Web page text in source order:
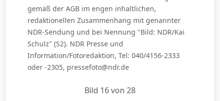
gemäß der AGB im engen inhaltlichen,
redaktionellen Zusammenhang mit genannter
NDR-Sendung und bei Nennung "Bild: NDR/Kai
Schulz" (S2). NDR Presse und
Information/Fotoredaktion, Tel: 040/4156-2333
oder -2305, pressefoto@ndr.de
Bild 16 von 28